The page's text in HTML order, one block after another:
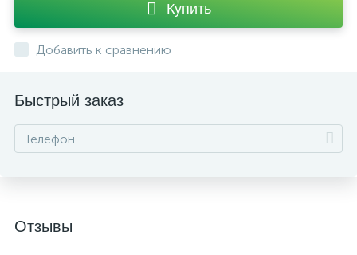
Купить
Добавить к сравнению
Быстрый заказ
Отзывы